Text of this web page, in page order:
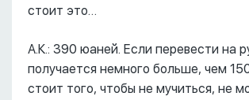
стоит это…
А.К.: 390 юаней. Если перевести на
получается немного больше, чем
стоит того, чтобы не мучиться, не